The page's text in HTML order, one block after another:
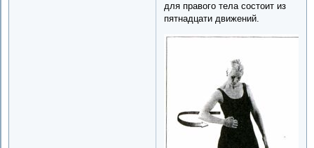
для правого тела состоит из
пятнадцати движений.